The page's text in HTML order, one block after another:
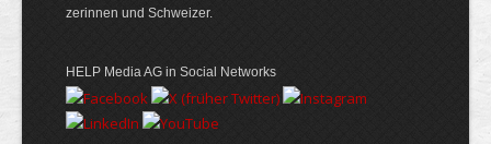
zerinnen und Schweizer.
HELP Media AG in Social Networks